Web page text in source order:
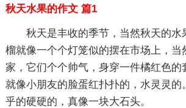
秋天水果的作文 篇1
秋天是丰收的季节，当然秋天的水
榴就像一个个灯笼似的摆在市场上，当
家，它们个个帅气，身穿一件橘红色的
就像小朋友的脸蛋红扑扑的，水灵灵的
乎的硬硬的，真像一块大石头。